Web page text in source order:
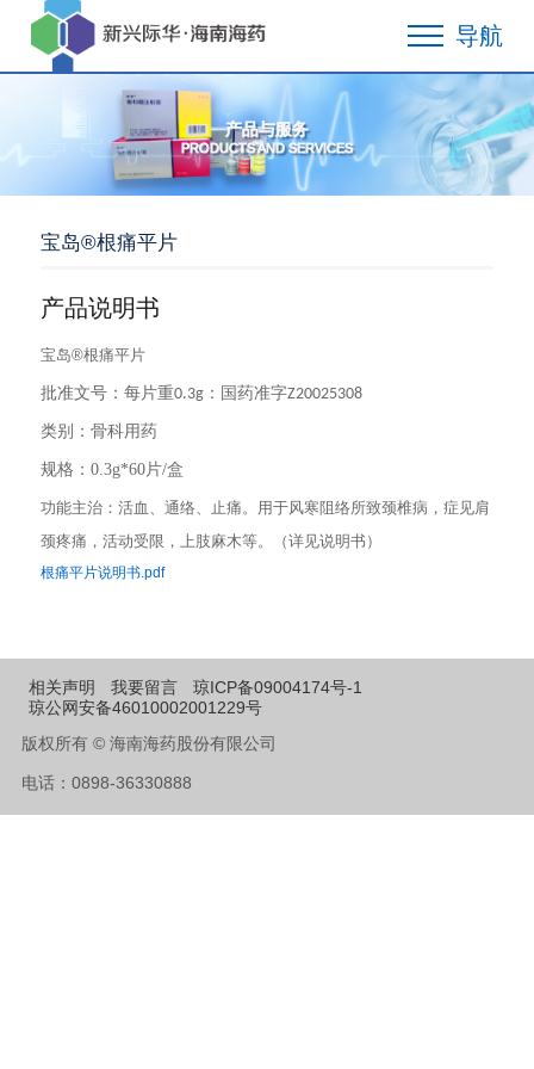
导航
产品与服务
PRODUCTS AND SERVICES
宝岛®根痛平片
产品说明书
宝岛®根痛平片
批准文号：每片重0.3g ：国药准字Z20025308
类别：骨科用药
规格：0.3g*60片/盒
功能主治：活血、通络、止痛。用于风寒阻络所致颈椎病，症见肩
颈疼痛，活动受限，上肢麻木等。（详见说明书）
根痛平片说明书.pdf
相关声明 我要留言
琼ICP备09004174号-1
琼公网安备46010002001229号
版权所有 © 海南海药股份有限公司
电话：0898-36330888